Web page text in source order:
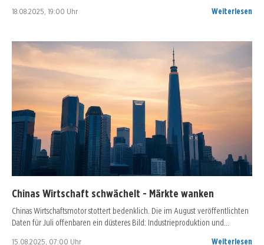
18.08.2025, 19:00 Uhr Weiterlesen
Chinas Wirtschaft schwächelt - Märkte wanken
Chinas Wirtschaftsmotor stottert bedenklich. Die im August veröffentlichten
Daten für Juli offenbaren ein düsteres Bild: Industrieproduktion und…
15.08.2025, 07:00 Uhr Weiterlesen